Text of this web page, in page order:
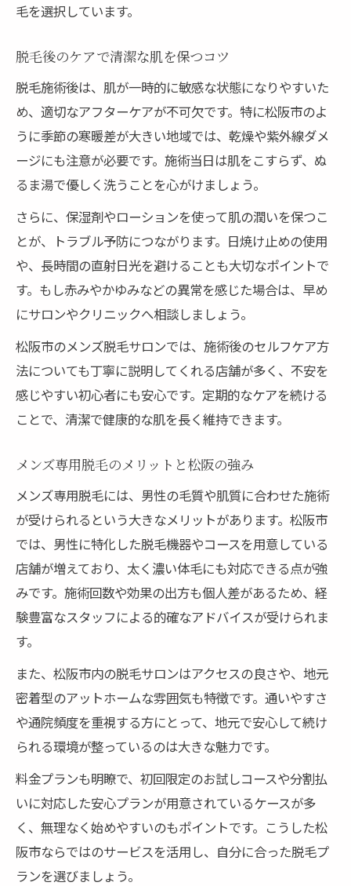
毛を選択しています。
脱毛後のケアで清潔な肌を保つコツ
脱毛施術後は、肌が一時的に敏感な状態になりやすいた
め、適切なアフターケアが不可欠です。特に松阪市のよ
うに季節の寒暖差が大きい地域では、乾燥や紫外線ダメ
ージにも注意が必要です。施術当日は肌をこすらず、ぬ
るま湯で優しく洗うことを心がけましょう。
さらに、保湿剤やローションを使って肌の潤いを保つこ
とが、トラブル予防につながります。日焼け止めの使用
や、長時間の直射日光を避けることも大切なポイントで
す。もし赤みやかゆみなどの異常を感じた場合は、早め
にサロンやクリニックへ相談しましょう。
松阪市のメンズ脱毛サロンでは、施術後のセルフケア方
法についても丁寧に説明してくれる店舗が多く、不安を
感じやすい初心者にも安心です。定期的なケアを続ける
ことで、清潔で健康的な肌を長く維持できます。
メンズ専用脱毛のメリットと松阪の強み
メンズ専用脱毛には、男性の毛質や肌質に合わせた施術
が受けられるという大きなメリットがあります。松阪市
では、男性に特化した脱毛機器やコースを用意している
店舗が増えており、太く濃い体毛にも対応できる点が強
みです。施術回数や効果の出方も個人差があるため、経
験豊富なスタッフによる的確なアドバイスが受けられま
す。
また、松阪市内の脱毛サロンはアクセスの良さや、地元
密着型のアットホームな雰囲気も特徴です。通いやすさ
や通院頻度を重視する方にとって、地元で安心して続け
られる環境が整っているのは大きな魅力です。
料金プランも明瞭で、初回限定のお試しコースや分割払
いに対応した安心プランが用意されているケースが多
く、無理なく始めやすいのもポイントです。こうした松
阪市ならではのサービスを活用し、自分に合った脱毛プ
ランを選びましょう。